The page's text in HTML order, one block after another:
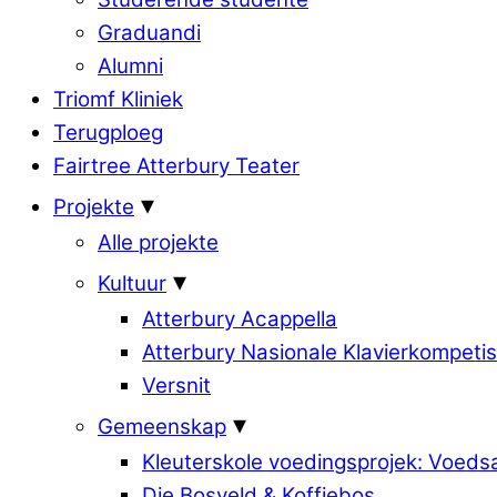
Graduandi
Alumni
Triomf Kliniek
Terugploeg
Fairtree Atterbury Teater
Projekte
Alle projekte
Kultuur
Atterbury Acappella
Atterbury Nasionale
Versnit
Gemeenskap
Kleuterskole voedingsprojek: